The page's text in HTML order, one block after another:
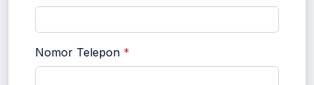
Nomor Telepon *